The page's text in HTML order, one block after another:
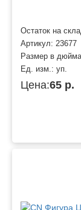
Остаток на
Артикул: 23677
Размер в
Ед. изм.: уп.
Цена:65 р.